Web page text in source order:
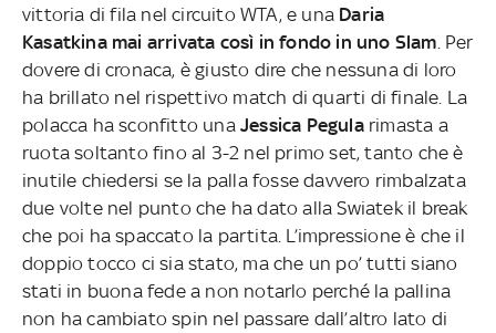
vittoria di fila nel circuito WTA, e una Daria
Kasatkina mai arrivata così in fondo in uno Slam . Per
dovere di cronaca, è giusto dire che nessuna di loro
ha brillato nel rispettivo match di quarti di finale. La
polacca ha sconfitto una Jessica Pegularimasta a
ruota soltanto fino al 3-2 nel primo set, tanto che è
inutile chiedersi se la palla fosse davvero rimbalzata
due volte nel punto che ha dato alla Swiatek il break
che poi ha spaccato la partita. L’impressione è che il
doppio tocco ci sia stato, ma che un po’ tutti siano
stati in buona fede a non notarlo perché la pallina
non ha cambiato spin nel passare dall’altro lato di